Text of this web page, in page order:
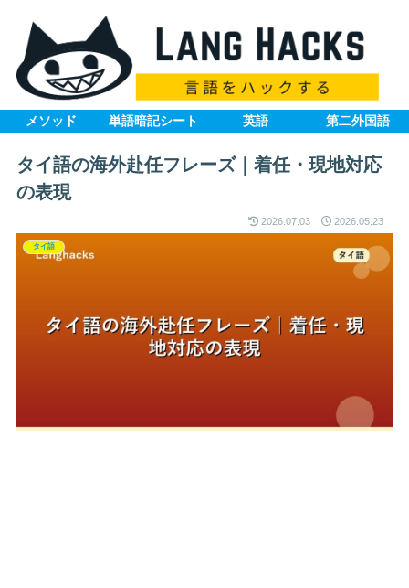
メソッド 単語暗記シート 英語 第二外国語
タイ語の海外赴任フレーズ｜着任・現地対応
の表現
2026.07.03 2026.05.23
タイ語